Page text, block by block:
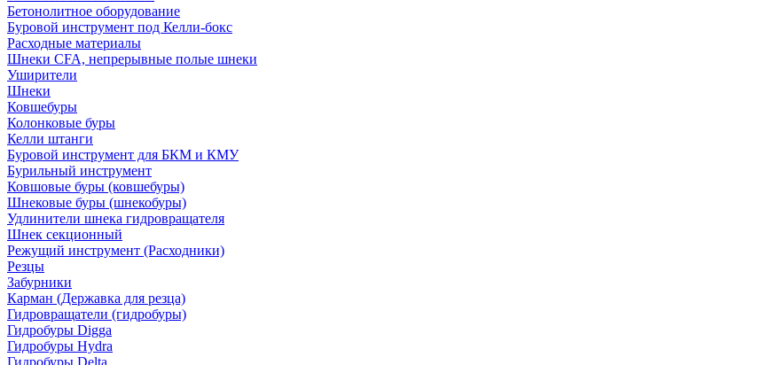
Бетонолитное оборудование
Буровой инструмент под Келли-бокс
Расходные материалы
Шнеки CFA, непрерывные полые шнеки
Уширители
Шнеки
Ковшебуры
Колонковые буры
Келли штанги
Буровой инструмент для БКМ и КМУ
Бурильный инструмент
Ковшовые буры (ковшебуры)
Шнековые буры (шнекобуры)
Удлинители шнека гидровращателя
Шнек секционный
Режущий инструмент (Расходники)
Резцы
Забурники
Карман (Державка для резца)
Гидровращатели (гидробуры)
Гидробуры Digga
Гидробуры Hydra
Гидробуры Delta